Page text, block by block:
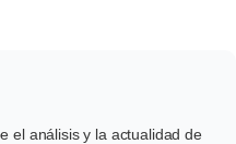
el análisis y la actualidad de